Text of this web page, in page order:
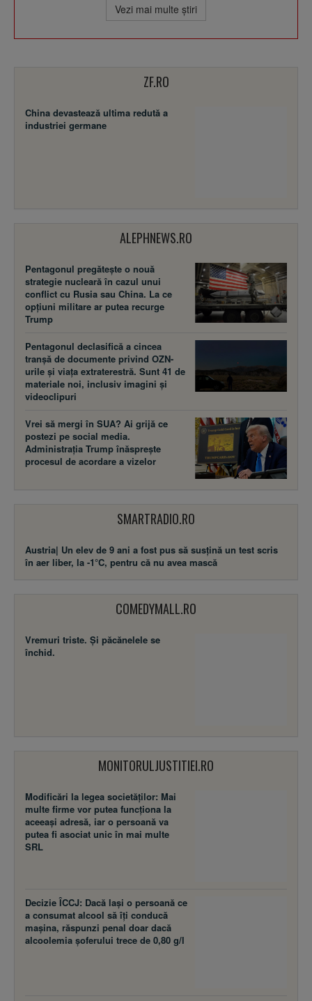
Vezi mai multe ştiri
ZF.RO
China devastează ultima redută a
industriei germane
ALEPHNEWS.RO
Pentagonul pregătește o nouă
strategie nucleară în cazul unui
conflict cu Rusia sau China. La ce
opțiuni militare ar putea recurge
Trump
Pentagonul declasifică a cincea
tranșă de documente privind OZN-
urile și viața extraterestră. Sunt 41 de
materiale noi, inclusiv imagini și
videoclipuri
Vrei să mergi în SUA? Ai grijă ce
postezi pe social media.
Administrația Trump înăsprește
procesul de acordare a vizelor
SMARTRADIO.RO
Austria| Un elev de 9 ani a fost pus să susţină un test scris
în aer liber, la -1°C, pentru că nu avea mască
COMEDYMALL.RO
Vremuri triste. Şi păcănelele se
închid.
MONITORULJUSTITIEI.RO
Modificări la legea societăţilor: Mai
multe firme vor putea funcţiona la
aceeaşi adresă, iar o persoană va
putea fi asociat unic în mai multe
SRL
Decizie ÎCCJ: Dacă laşi o persoană ce
a consumat alcool să îţi conducă
maşina, răspunzi penal doar dacă
alcoolemia şoferului trece de 0,80 g/l